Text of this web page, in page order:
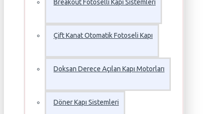
Breakout Fotoselli Kapı Sistemleri
Çift Kanat Otomatik Fotoseli Kapı
Doksan Derece Açılan Kapı Motorları
Döner Kapı Sistemleri